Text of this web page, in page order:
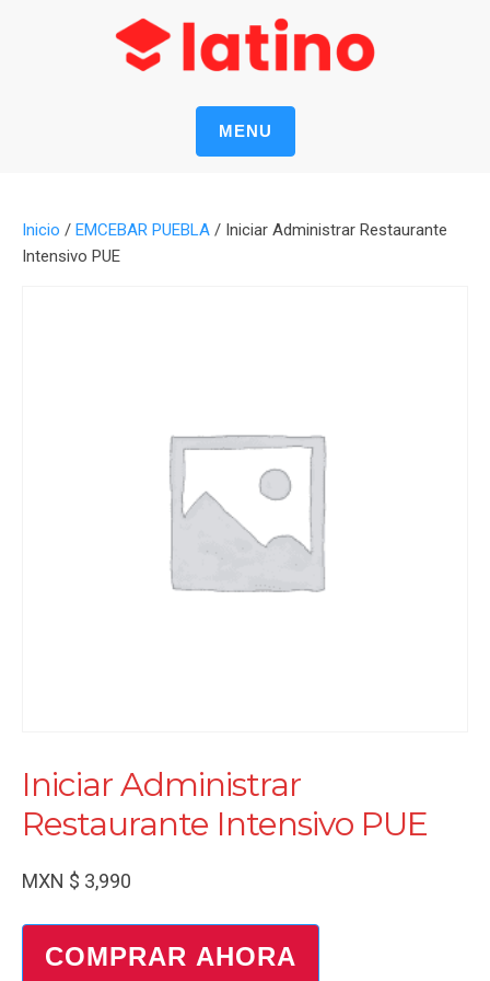
MENU
Inicio / EMCEBAR PUEBLA / Iniciar Administrar Restaurante
Intensivo PUE
Iniciar Administrar
Restaurante Intensivo PUE
MXN $ 3,990
COMPRAR AHORA